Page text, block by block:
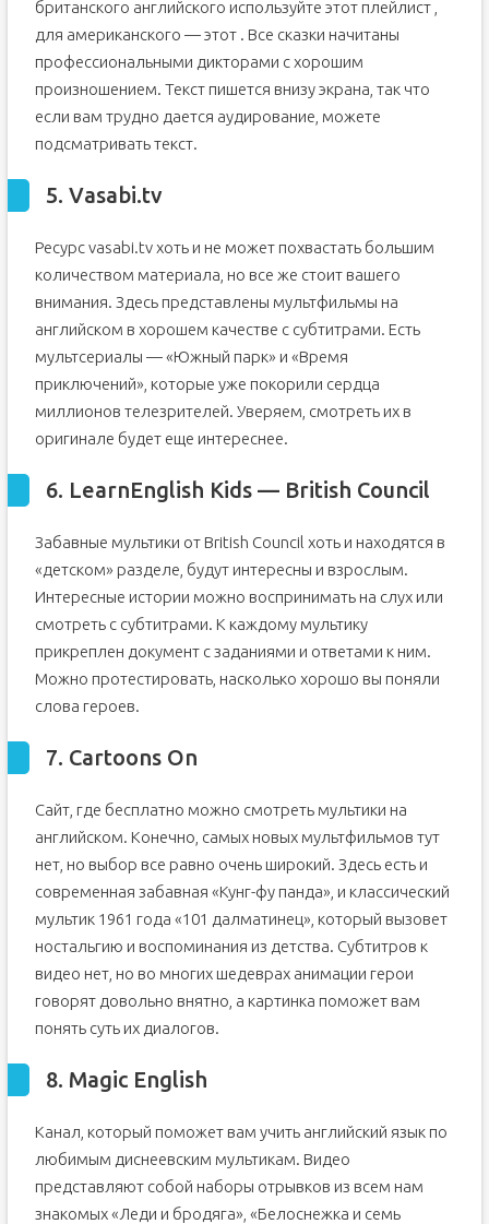
британского английского используйте этот плейлист ,
для американского — этот . Все сказки начитаны
профессиональными дикторами с хорошим
произношением. Текст пишется внизу экрана, так что
если вам трудно дается аудирование, можете
подсматривать текст.
5. Vasabi.tv
Ресурс vasabi.tv хоть и не может похвастать большим
количеством материала, но все же стоит вашего
внимания. Здесь представлены мультфильмы на
английском в хорошем качестве с субтитрами. Есть
мультсериалы — «Южный парк» и «Время
приключений», которые уже покорили сердца
миллионов телезрителей. Уверяем, смотреть их в
оригинале будет еще интереснее.
6. LearnEnglish Kids — British Council
Забавные мультики от British Council хоть и находятся в
«детском» разделе, будут интересны и взрослым.
Интересные истории можно воспринимать на слух или
смотреть с субтитрами. К каждому мультику
прикреплен документ с заданиями и ответами к ним.
Можно протестировать, насколько хорошо вы поняли
слова героев.
7. Cartoons On
Сайт, где бесплатно можно смотреть мультики на
английском. Конечно, самых новых мультфильмов тут
нет, но выбор все равно очень широкий. Здесь есть и
современная забавная «Кунг-фу панда», и классический
мультик 1961 года «101 далматинец», который вызовет
ностальгию и воспоминания из детства. Субтитров к
видео нет, но во многих шедеврах анимации герои
говорят довольно внятно, а картинка поможет вам
понять суть их диалогов.
8. Magic English
Канал, который поможет вам учить английский язык по
любимым диснеевским мультикам. Видео
представляют собой наборы отрывков из всем нам
знакомых «Леди и бродяга», «Белоснежка и семь